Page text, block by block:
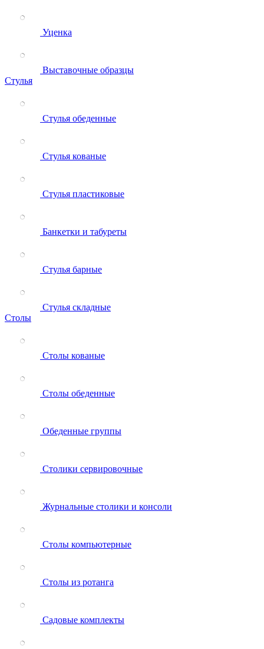
Уценка
Выставочные образцы
Стулья
Стулья обеденные
Стулья кованые
Стулья пластиковые
Банкетки и табуреты
Стулья барные
Стулья складные
Столы
Столы кованые
Столы обеденные
Обеденные группы
Столики сервировочные
Журнальные столики и консоли
Столы компьютерные
Столы из ротанга
Садовые комплекты